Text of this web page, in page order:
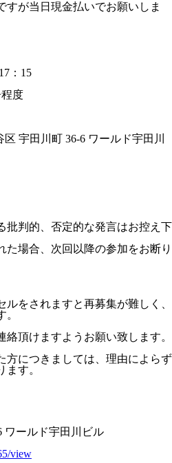
が当日現金払いでお願いしま
：15
度
宇田川町 36-6 ワールド宇田川
批判的、否定的な発言はお控え下
た場合、次回以降の参加をお断り
ルをされますと再募集が難しく、
頂けますようお願い致します。
方につきましては、理由によらず
ます。
ワールド宇田川ビル
view